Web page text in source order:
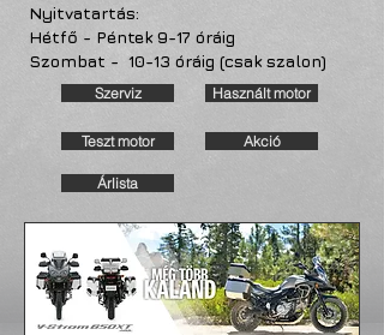
Nyitvatartás:
Hétfő - Péntek 9-17 óráig
Szombat - 10-13 óráig (csak szalon)
Szerviz
Teszt motor
Használt motor
Akció
Árlista